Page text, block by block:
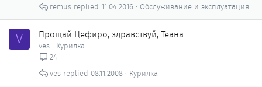
Обслуживание и эксплуатация
11.04.2016
remus
V Прощай Цефиро, здравствуй, Теана
ves
Курилка
24
Курилка
08.11.2008
ves